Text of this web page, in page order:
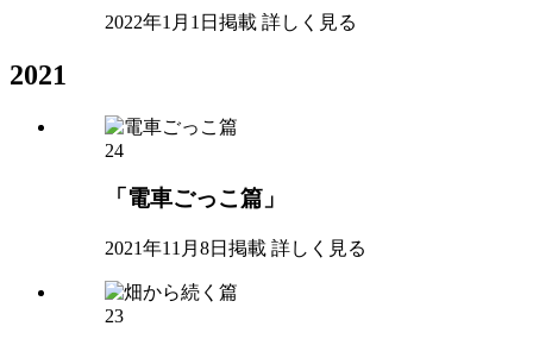
2022年1月1日掲載 詳しく見る
2021
24
「電車ごっこ篇」
2021年11月8日掲載 詳しく見る
23